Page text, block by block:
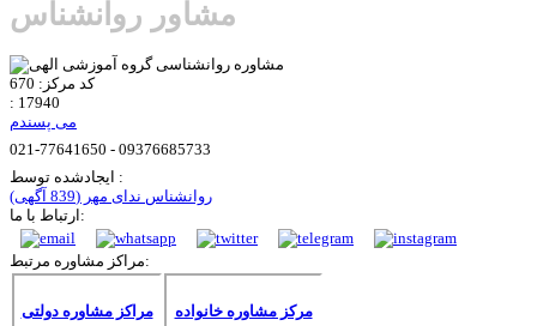
مشاور روانشناس
کد مرکز: 670
: 17940
می پسندم
021-77641650 - 09376685733
ایجادشده توسط :
روانشناس ندای مهر (839 آگهی)
ارتباط با ما:
مراکز مشاوره مرتبط:
مراکز مشاوره دولتی مرکز مشاوره خانواده